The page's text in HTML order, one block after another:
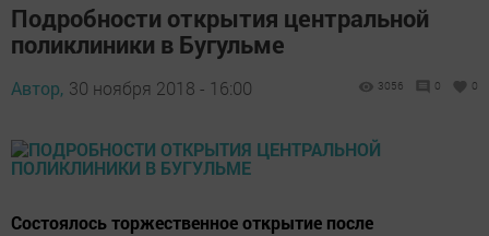
Подробности открытия центральной
поликлиники в Бугульме
Автор, 30 ноября 2018 - 16:00 3056 0 0
Состоялось торжественное открытие после